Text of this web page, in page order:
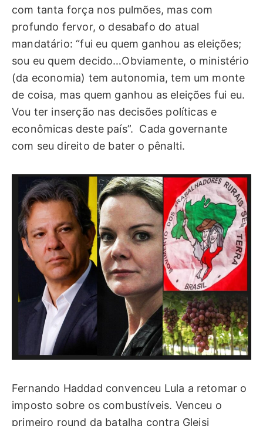
com tanta força nos pulmões, mas com
profundo fervor, o desabafo do atual
mandatário: “fui eu quem ganhou as eleições;
sou eu quem decido…Obviamente, o ministério
(da economia) tem autonomia, tem um monte
de coisa, mas quem ganhou as eleições fui eu.
Vou ter inserção nas decisões políticas e
econômicas deste país”. Cada governante
com seu direito de bater o pênalti.
Fernando Haddad convenceu Lula a retomar o
imposto sobre os combustíveis. Venceu o
primeiro round da batalha contra Gleisi